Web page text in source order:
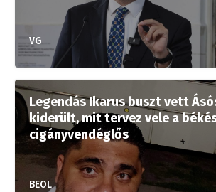
VG
Legendás Ikarus buszt vett
kiderült, mit tervez vele a
cigányvendéglős
BEOL